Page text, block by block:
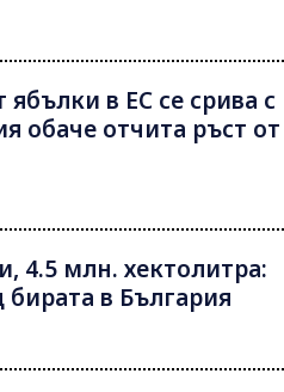
ябълки в ЕС се срива с
обаче отчита ръст от
4.5 млн. хектолитра:
бирата в България